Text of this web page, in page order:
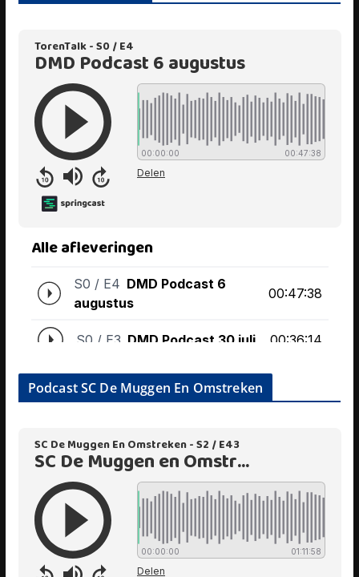
Podcast SC De Muggen En Omstreken